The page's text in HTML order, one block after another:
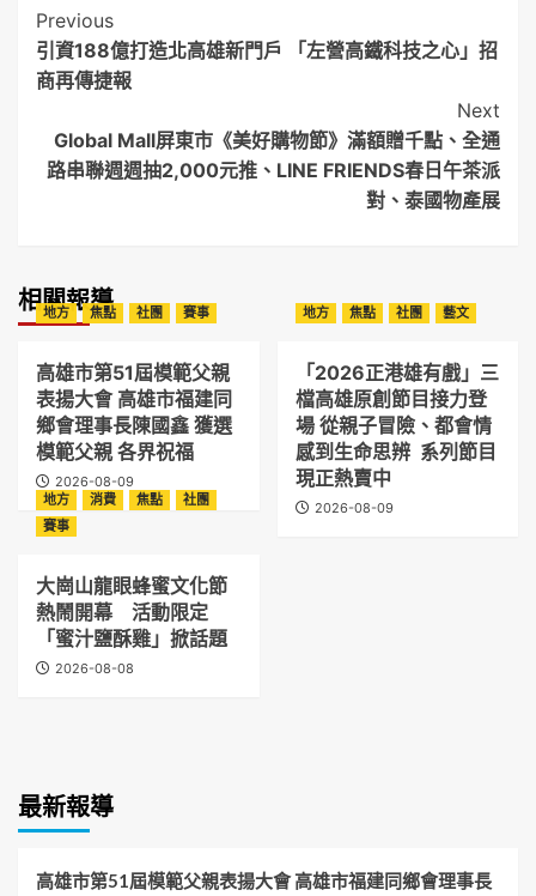
Post
Navigation
Previous
引資188億打造北高雄新門戶 「左營高鐵科技之心」招
商再傳捷報
Next
Global Mall屏東市《美好購物節》滿額贈千點、全通
路串聯週週抽2,000元推、LINE FRIENDS春日午茶派
對、泰國物產展
相關報導
地方 焦點 社團 賽事
高雄市第51屆模範父親
表揚大會 高雄市福建同
鄉會理事長陳國鑫 獲選
模範父親 各界祝福
2026-08-09
地方 焦點 社團 藝文
「2026正港雄有戲」三
檔高雄原創節目接力登
場 從親子冒險、都會情
感到生命思辨 系列節目
現正熱賣中
2026-08-09
地方 消費 焦點
社團
賽事
大崗山龍眼蜂蜜文化節
熱鬧開幕 活動限定
「蜜汁鹽酥雞」掀話題
2026-08-08
最新報導
高雄市第51屆模範父親表揚大會 高雄市福建同鄉會理事長